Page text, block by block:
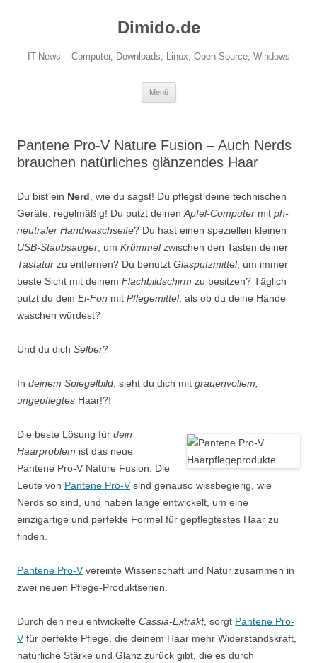
Dimido.de
IT-News – Computer, Downloads, Linux, Open Source, Windows
Menü
Pantene Pro-V Nature Fusion – Auch Nerds
brauchen natürliches glänzendes Haar
Du bist ein Nerd , wie du sagst! Du pflegst deine technischen
Geräte, regelmäßig! Du putzt deinen Apfel-Computer mit ph-
neutraler Handwaschseife? Du hast einen speziellen kleinen
USB-Staubsauger , um Krümmelzwischen den Tasten deiner
Tastatur zu entfernen? Du benutzt Glasputzmittel, um immer
beste Sicht mit deinem Flachbildschirm zu besitzen? Täglich
putzt du dein Ei-Fon mit Pflegemittel, als ob du deine Hände
waschen würdest?
Und du dich Selber?
In deinem Spiegelbild , sieht du dich mit grauenvollem,
ungepflegtes Haar!?!
Die beste Lösung für dein
Haarproblem ist das neue
Pantene Pro-V Nature Fusion. Die
Leute von Pantene Pro-V sind genauso wissbegierig, wie
Nerds so sind, und haben lange entwickelt, um eine
einzigartige und perfekte Formel für gepflegtestes Haar zu
finden.
Pantene Pro-V vereinte Wissenschaft und Natur zusammen in
zwei neuen Pflege-Produktserien.
Durch den neu entwickelte Cassia-Extrakt, sorgt Pantene Pro-
V für perfekte Pflege, die deinem Haar mehr Widerstandskraft,
natürliche Stärke und Glanz zurück gibt, die es durch